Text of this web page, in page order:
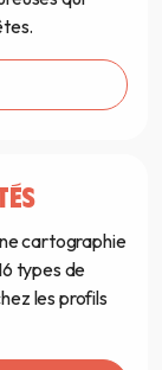
cartographie
types de
les profils